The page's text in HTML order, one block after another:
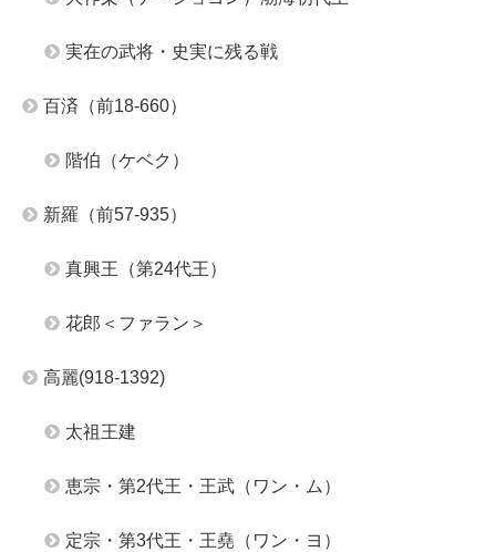
実在の武将・史実に残る戦
百済（前18-660）
階伯（ケベク）
新羅（前57-935）
真興王（第24代王）
花郎＜ファラン＞
高麗(918-1392)
太祖王建
恵宗・第2代王・王武（ワン・ム）
定宗・第3代王・王堯（ワン・ヨ）